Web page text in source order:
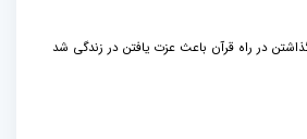
در راه قرآن باعث عزت یافتن در زندگی شد